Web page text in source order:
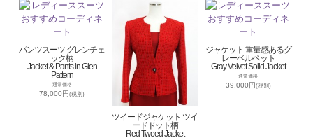
パンツスーツ グレンチェ
ック柄
Jacket & Pants in Glen
Pattern
通常価格
78,000円(税別)
ツイードジャケット ツイ
ードドット柄
Red Tweed Jacket
ジャケット 重量感あるグ
レーベルベット
Gray Velvet Solid Jacket
通常価格
39,000円(税別)